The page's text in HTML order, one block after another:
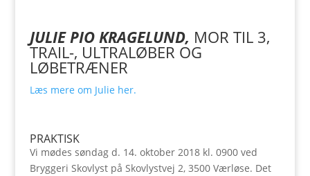
JULIE PIO KRAGELUND, MOR TIL 3,
TRAIL-, ULTRALØBER OG
LØBETRÆNER
Læs mere om Julie her.
PRAKTISK
Vi mødes søndag d. 14. oktober 2018 kl. 0900 ved
Bryggeri Skovlyst på Skovlystvej 2, 3500 Værløse. Det